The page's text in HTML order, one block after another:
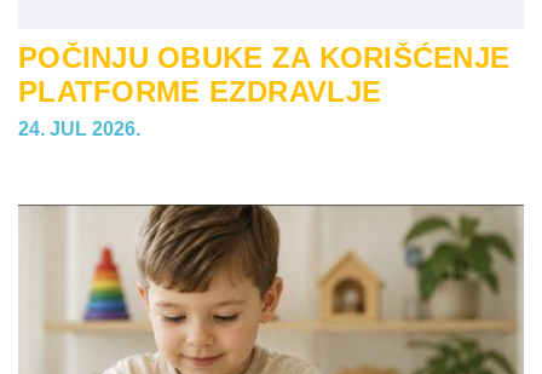
POČINJU OBUKE ZA KORIŠĆENJE
PLATFORME EZDRAVLJE
24. JUL 2026.